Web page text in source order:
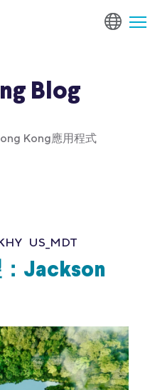
Blog
Kong應用程式
US_MDT
Jackson